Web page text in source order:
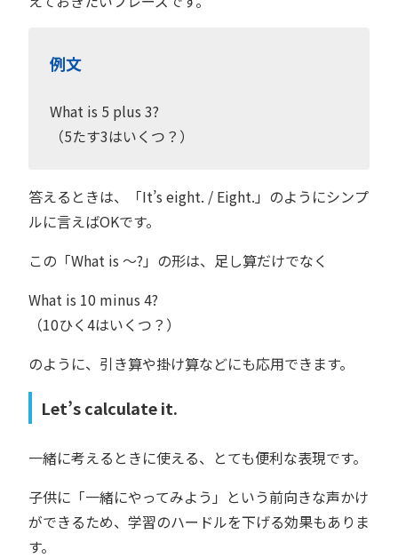
例文
What is 5 plus 3?
（5たす3はいくつ？）
答えるときは、「It’s eight. / Eight.」のようにシンプ
ルに言えばOKです。
この「What is ～?」の形は、足し算だけでなく
What is 10 minus 4?
（10ひく4はいくつ？）
のように、引き算や掛け算などにも応用できます。
Let’s calculate it.
一緒に考えるときに使える、とても便利な表現です。
子供に「一緒にやってみよう」という前向きな声かけ
ができるため、学習のハードルを下げる効果もありま
す。